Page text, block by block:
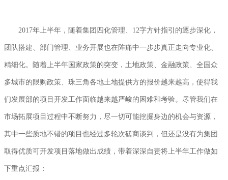
2017年上半年，随着集团四化管理、12字方针指引的逐步深化，
团队搭建、部门管理、业务开展也在阵痛中一步步真正走向专业化、
精细化。随着上半年国家政策的突变，土地政策、金融政策、全国众
多城市的限购政策、珠三角各地土地提供方的报价越来越高，使得我
们发展部的项目开发工作面临越来越严峻的困难和考验。尽管我们在
市场拓展项目过程中不断努力，尽一切可能挖掘身边的机会与资源，
其中一些质地不错的项目也经过多轮次磋商谈判，但还是没有为集团
取得优质可开发项目落地做出成绩，带着深深自责将上半年工作做如
下重点汇报：